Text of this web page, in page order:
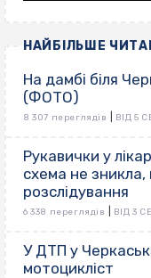
НАЙБІЛЬШЕ
На дамбі біля
(ФОТО)
8 307 переглядів ВІД 5
Рукавички у
схема не зникла,
розслідування
6 338 переглядів ВІД 3
У ДТП у
мотоцикліст